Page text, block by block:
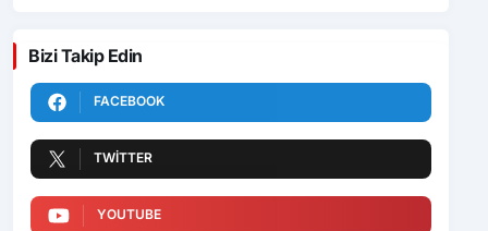
Bizi Takip Edin
FACEBOOK
TWITTER
YOUTUBE